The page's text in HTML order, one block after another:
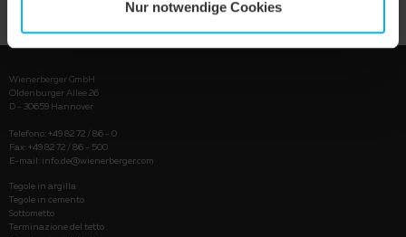
Nur notwendige Cookies
Wienerberger GmbH
Oldenburger Allee 26
D - 30659 Hannover
Telefono: +49 82 72 / 86 - 0
Fax: +49 82 72 / 86 - 500
E-mail: info.de@wienerberger.com
Tegole in argilla
Tegole in cemento
Sottometto
Terminazione del tetto